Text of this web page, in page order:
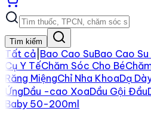
Tìm kiếm
Tất cả Bao Cao SuBao Cao
Cụ Y TếChăm Sóc Cho Bé
Răng MiệngChỉ Nha KhoaDạ
ỨngDầu -cao XoaDầu Gội Đầu
Baby 50-200ml